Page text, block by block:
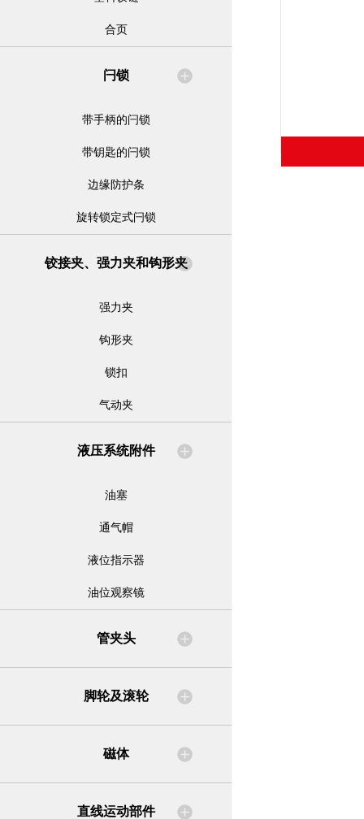
合页
闩锁
带手柄的闩锁
带钥匙的闩锁
边缘防护条
旋转锁定式闩锁
铰接夹、强力夹和钩形夹
强力夹
钩形夹
锁扣
气动夹
液压系统附件
油塞
通气帽
液位指示器
油位观察镜
管夹头
脚轮及滚轮
磁体
直线运动部件